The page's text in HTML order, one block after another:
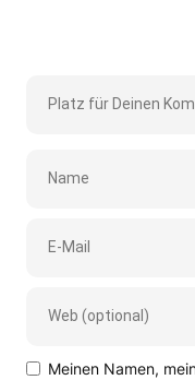
Meinen Namen,